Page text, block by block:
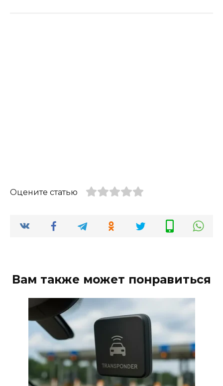
Оцените статью
Вам также может понравиться